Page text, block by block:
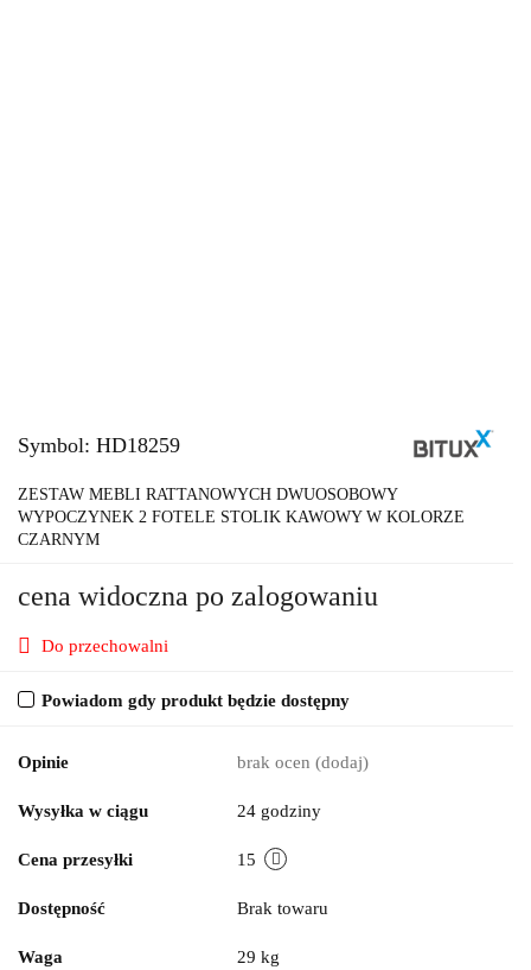
Symbol: HD18259
ZESTAW MEBLI RATTANOWYCH DWUOSOBOWY
WYPOCZYNEK 2 FOTELE STOLIK KAWOWY W KOLORZE
CZARNYM
cena widoczna po zalogowaniu
Do przechowalni
Powiadom gdy produkt będzie dostępny
Opinie brak ocen (dodaj)
Wysyłka w ciągu 24 godziny
Cena przesyłki 15
Dostępność Brak towaru
Waga 29 kg